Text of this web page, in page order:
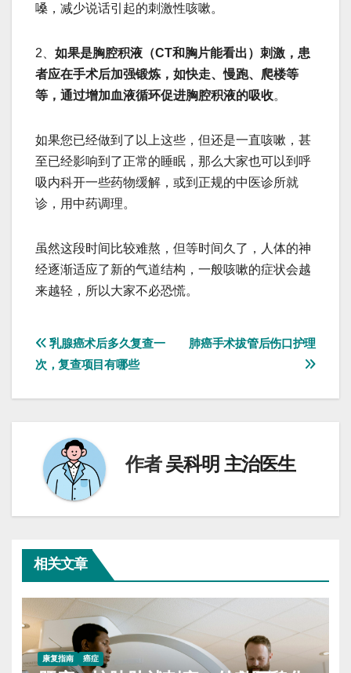
嗓，减少说话引起的刺激性咳嗽。
2、 如果是胸腔积液（CT和胸片能看出）刺激，患
者应在手术后加强锻炼，如快走、慢跑、爬楼等
等，通过增加血液循环促进胸腔积液的吸收。
如果您已经做到了以上这些，但还是一直咳嗽，甚
至已经影响到了正常的睡眠，那么大家也可以到呼
吸内科开一些药物缓解，或到正规的中医诊所就
诊，用中药调理。
虽然这段时间比较难熬，但等时间久了，人体的神
经逐渐适应了新的气道结构，一般咳嗽的症状会越
来越轻，所以大家不必恐慌。
文
章
航
肺癌手术拔管后伤口护理
乳腺癌术后多久复查一
次，复查项目有哪些
作者吴科明 主治医生
相关文章
康复指南 癌症